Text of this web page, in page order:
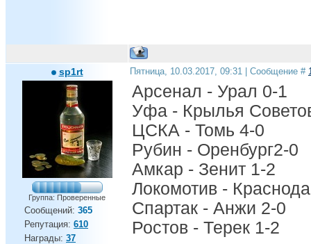
sp1rt
Группа: Проверенные
Сообщений: 365
Репутация: 610
Награды: 37
Пятница, 10.03.2017, 09:31 | Сообщение #
Арсенал - Урал 0-1
Уфа - Крылья
ЦСКА - Томь 4-0
Рубин - Оренбург2-0
Амкар - Зенит 1-2
Локомотив -
Спартак - Анжи 2-0
Ростов - Терек 1-2